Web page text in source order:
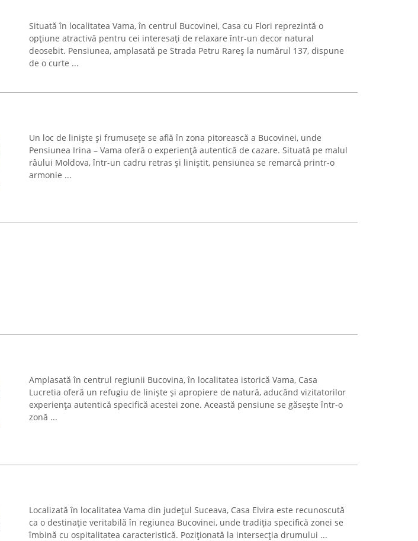
Situată în localitatea Vama, în centrul Bucovinei, Casa cu Flori reprezintă o
opțiune atractivă pentru cei interesați de relaxare într-un decor natural
deosebit. Pensiunea, amplasată pe Strada Petru Rareș la numărul 137, dispune
de o curte ...
Un loc de liniște și frumusețe se află în zona pitorească a Bucovinei, unde
Pensiunea Irina – Vama oferă o experiență autentică de cazare. Situată pe malul
râului Moldova, într-un cadru retras și liniștit, pensiunea se remarcă printr-o
armonie ...
Amplasată în centrul regiunii Bucovina, în localitatea istorică Vama, Casa
Lucretia oferă un refugiu de liniște și apropiere de natură, aducând vizitatorilor
experiența autentică specifică acestei zone. Această pensiune se găsește într-o
zonă ...
Localizată în localitatea Vama din județul Suceava, Casa Elvira este recunoscută
ca o destinație veritabilă în regiunea Bucovinei, unde tradiția specifică zonei se
îmbină cu ospitalitatea caracteristică. Poziționată la intersecția drumului ...